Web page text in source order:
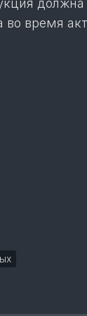
во время